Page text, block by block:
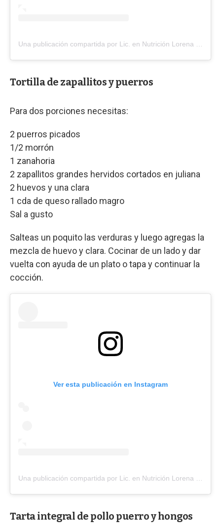
Tortilla de zapallitos y puerros
Para dos porciones necesitas:
2 puerros picados
1/2 morrón
1 zanahoria
2 zapallitos grandes hervidos cortados en juliana
2 huevos y una clara
1 cda de queso rallado magro
Sal a gusto
Salteas un poquito las verduras y luego agregas la
mezcla de huevo y clara. Cocinar de un lado y dar
vuelta con ayuda de un plato o tapa y continuar la
cocción.
Ver esta publicación en Instagram
Tarta integral de pollo puerro y hongos